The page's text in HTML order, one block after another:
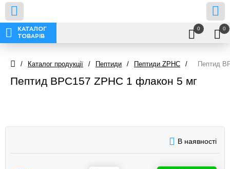
КАТАЛОГ
ТОВАРІВ
0 0
/ Каталог продукції / Пептиди / Пептиди ZPHC / Пептид
Пептид BPC157 ZPHC 1 флакон 5 мг
В наявності